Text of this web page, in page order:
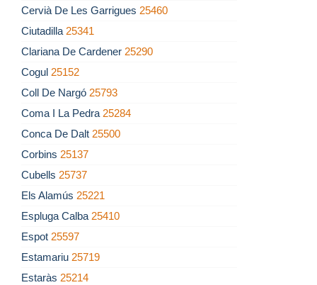
Cervià De Les Garrigues 25460
Ciutadilla 25341
Clariana De Cardener 25290
Cogul 25152
Coll De Nargó 25793
Coma I La Pedra 25284
Conca De Dalt 25500
Corbins 25137
Cubells 25737
Els Alamús 25221
Espluga Calba 25410
Espot 25597
Estamariu 25719
Estaràs 25214